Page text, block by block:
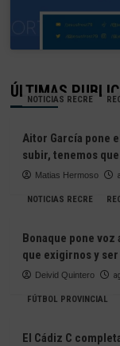
ÚLTIMAS
NOTICIAS RECRE
Aitor García pone
subir, tenemos
Matias Hermoso
NOTICIAS RECRE
Bonaque pone
que exigirnos y
Deivid Quintero
FÚTBOL PROVINCIAL
El Cádiz C